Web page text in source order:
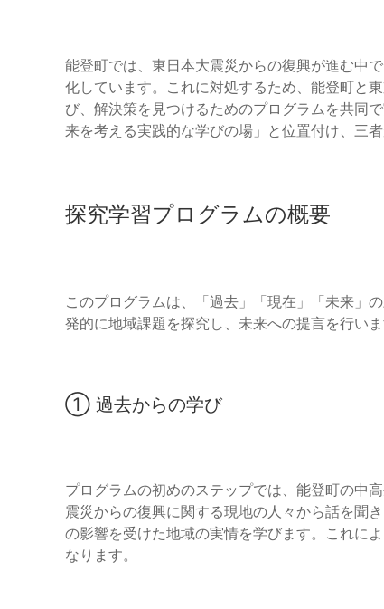
能登町では、東日本大震災からの復興が進む中
化しています。これに対処するため、能登町と
び、解決策を見つけるためのプログラムを共同
来を考える実践的な学びの場」と位置付け、三
探究学習プログラムの概要
このプログラムは、「過去」「現在」「未来」
発的に地域課題を探究し、未来への提言を行いま
① 過去からの学び
プログラムの初めのステップでは、能登町の中
震災からの復興に関する現地の人々から話を聞
の影響を受けた地域の実情を学びます。これに
なります。